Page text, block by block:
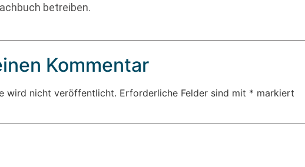
betreiben.
Kommentar
wird nicht veröffentlicht. Erforderliche Felder sind mit * markiert